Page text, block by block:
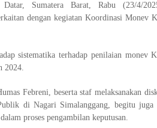
Sumatera Barat, Rabu (23/4/
dengan kegiatan Koordinasi Monev
sistematika terhadap penilaian monev
2024.
Febreni, beserta staf melaksanakan
di Nagari Simalanggang, begitu juga
proses pengambilan keputusan.